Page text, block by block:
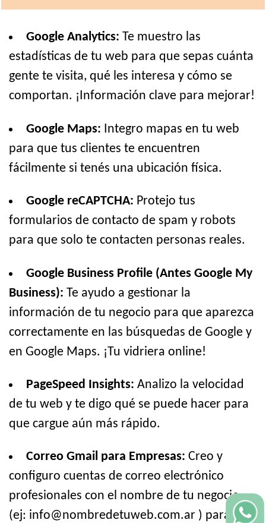
Google Analytics: Te muestro las
estadísticas de tu web para que sepas cuánta
gente te visita, qué les interesa y cómo se
comportan. ¡Información clave para mejorar!
Google Maps: Integro mapas en tu web
para que tus clientes te encuentren
fácilmente si tenés una ubicación física.
Google reCAPTCHA: Protejo tus
formularios de contacto de spam y robots
para que solo te contacten personas reales.
Google Business Profile (Antes Google My
Business): Te ayudo a gestionar la
información de tu negocio para que aparezca
correctamente en las búsquedas de Google y
en Google Maps. ¡Tu vidriera online!
PageSpeed Insights: Analizo la velocidad
de tu web y te digo qué se puede hacer para
que cargue aún más rápido.
Correo Gmail para Empresas: Creo y
configuro cuentas de correo electrónico
profesionales con el nombre de tu negocio
(ej: info@nombredetuweb.com.ar ) para que